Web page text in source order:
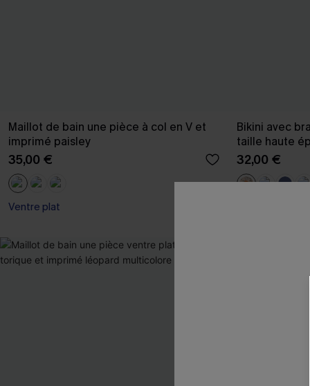
Maillot de bain une pièce à col en V et
imprimé paisley
35,00 €
Ventre plat
Bikini avec
taille haute
32,00 €